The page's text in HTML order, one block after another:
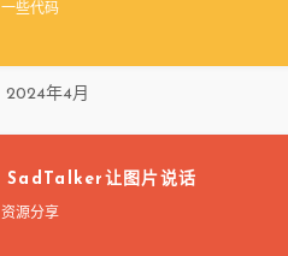
一些代码
2024年4月
SadTalker让图片说话
资源分享